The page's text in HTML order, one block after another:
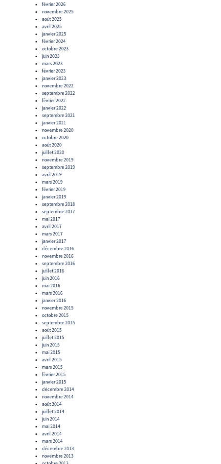
février 2026
novembre 2025
août 2025
avril 2025
janvier 2025
février 2024
octobre 2023
juin 2023
mars 2023
février 2023
janvier 2023
novembre 2022
septembre 2022
février 2022
janvier 2022
septembre 2021
janvier 2021
novembre 2020
octobre 2020
août 2020
juillet 2020
novembre 2019
septembre 2019
avril 2019
mars 2019
février 2019
janvier 2019
septembre 2018
septembre 2017
mai 2017
avril 2017
mars 2017
janvier 2017
décembre 2016
novembre 2016
septembre 2016
juillet 2016
juin 2016
mai 2016
mars 2016
janvier 2016
novembre 2015
octobre 2015
septembre 2015
août 2015
juillet 2015
juin 2015
mai 2015
avril 2015
mars 2015
février 2015
janvier 2015
décembre 2014
novembre 2014
août 2014
juillet 2014
juin 2014
mai 2014
avril 2014
mars 2014
décembre 2013
novembre 2013